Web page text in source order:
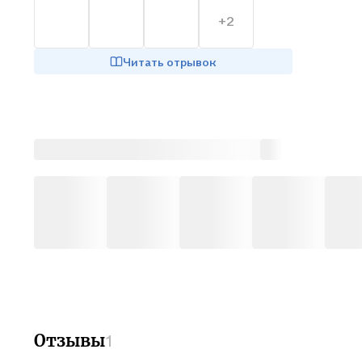
+2
Читать отрывок
Отзывы1